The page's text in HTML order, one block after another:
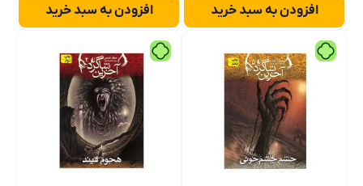
افزودن به سبد خرید افزودن به سبد خرید